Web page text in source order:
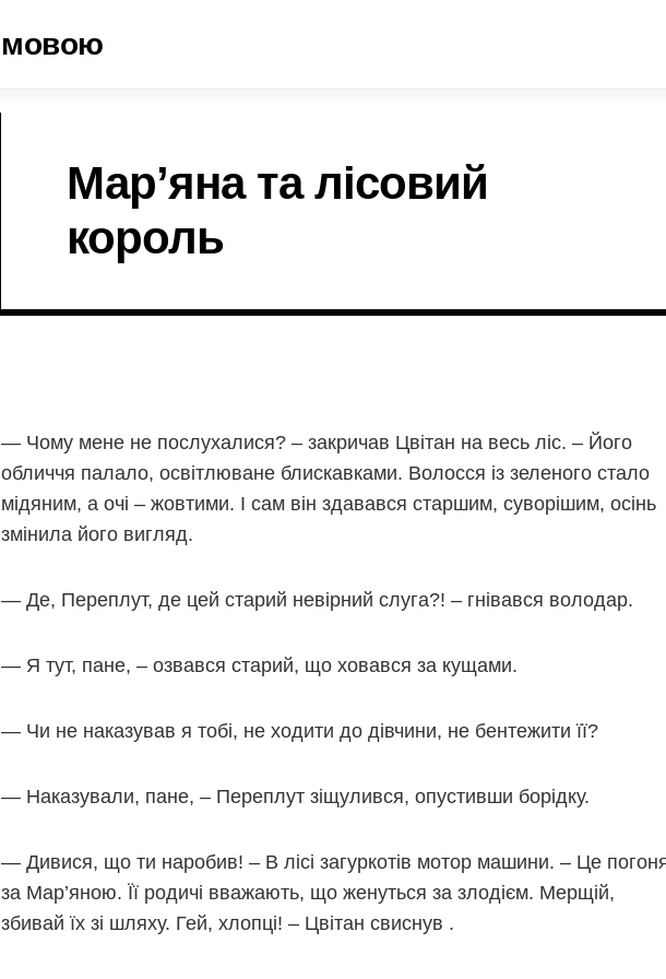
Мар’яна та лісовий
король
— Чому мене не послухалися? – закричав Цвітан на весь ліс. – Його
обличчя палало, освітлюване блискавками. Волосся із зеленого стало
мідяним, а очі – жовтими. І сам він здавався старшим, суворішим, осінь
змінила його вигляд.
— Де, Переплут, де цей старий невірний слуга?! – гнівався володар.
— Я тут, пане, – озвався старий, що ховався за кущами.
— Чи не наказував я тобі, не ходити до дівчини, не бентежити її?
— Наказували, пане, – Переплут зіщулився, опустивши борідку.
— Дивися, що ти наробив! – В лісі загуркотів мотор машини. – Це погоня
за Мар’яною. Її родичі вважають, що женуться за злодієм. Мерщій,
збивай їх зі шляху. Гей, хлопці! – Цвітан свиснув .